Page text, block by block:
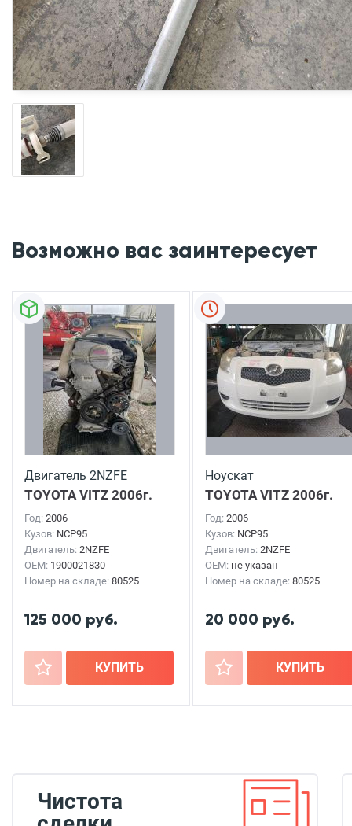
Возможно вас заинтересует
Двигатель 2NZFE
TOYOTA VITZ 2006г.
Год: 2006
Кузов: NCP95
Двигатель: 2NZFE
OEM: 1900021830
Номер на складе: 80525
125 000 руб.
+ КУПИТЬ
Ноускат
TOYOTA VITZ 2006г.
Год: 2006
Кузов: NCP95
Двигатель: 2NZFE
OEM: не указан
Номер на складе: 80525
20 000 руб.
+ КУПИТЬ
Чистота